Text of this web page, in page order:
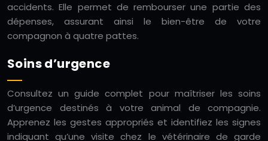
accidents. Elle permet de rembourser une partie des
dépenses, assurant ainsi le bien-être de votre
compagnon à quatre pattes.
Soins d’urgence
Consultez un guide complet pour maîtriser les soins
d’urgence destinés à votre animal de compagnie.
Apprenez les gestes appropriés et identifiez les signes
indiquant qu’une visite chez le vétérinaire de garde